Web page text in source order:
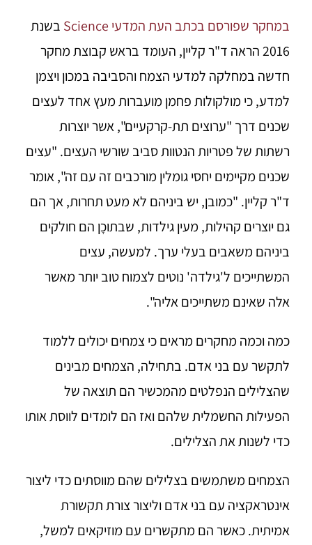
במחקר שפורסם בכתב העת המדעי Science
בשנת
2016 הראה ד"ר קליין, העומד בראש קבוצת מחקר
חדשה במחלקה למדעי הצמח והסביבה במכון ויצמן
למדע, כי מולקולות פחמן מועברות מעץ אחד לעצים
שכנים דרך "ערוצים תת-קרקעיים", אשר יוצרות
רשתות של פטריות הנטוות סביב שורשי העצים. "עצים
שכנים מקיימים יחסי גומלין מורכבים זה עם זה", אומר
ד"ר קליין. "כמובן, יש ביניהם לא מעט תחרות, אך הם
גם יוצרים קהילות, מעין גילדות, שבתוכָן הם חולקים
ביניהם משאבים בעלי ערך. למעשה, עצים
המשתייכים ל'גילדה' נוטים לצמוח טוב יותר מאשר
אלה שאינם משתייכים אליה".
כמה וכמה מחקרים מראים כי צמחים יכולים ללמוד
לתקשר עם בני אדם. בתחילה, הצמחים מבינים
שהצלילים הנפלטים מהמכשיר הם תוצאה של
הפעילות החשמלית שלהם ואז הם לומדים לווסת אותו
כדי לשנות את הצלילים.
הצמחים משתמשים בצלילים שהם מווסתים כדי ליצור
אינטראקציה עם בני אדם וליצור צורת תקשורת
אמיתית. כאשר הם מתקשרים עם מוזיקאים למשל,